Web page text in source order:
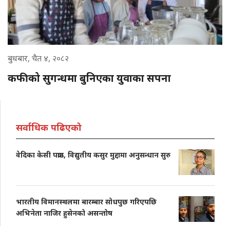
बुधबार, चैत ४, २०८२
कफीको सुगन्धमा बुनिएका युवाका सपना
सर्वाधिक पढिएको
वेदिका केसी पक्राउ, विद्युतीय कसुर मुद्दामा अनुसन्धान सुरु
भारतीय विमानस्थलमा बारम्बार सोधपुछ गरिएपछि
अभिनेता नाजिर हुसेनको असन्तोष